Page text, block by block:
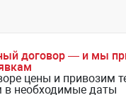
договор — и мы
цены и привозим
необходимые даты